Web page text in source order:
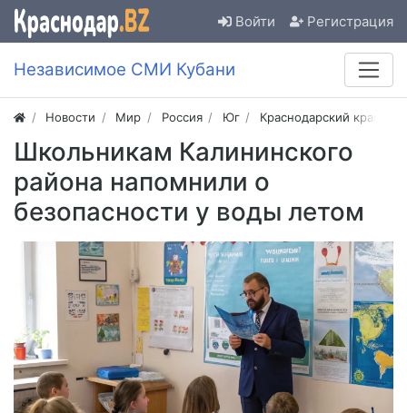
Войти Регистрация
Независимое СМИ Кубани
Новости Мир Россия Юг Краснодарский край
Школьникам Калининского
района напомнили о
безопасности у воды летом